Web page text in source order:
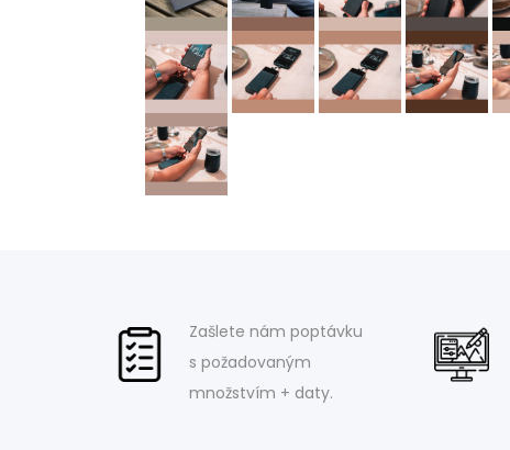
Zašlete nám poptávku
s požadovaným
množstvím + daty.